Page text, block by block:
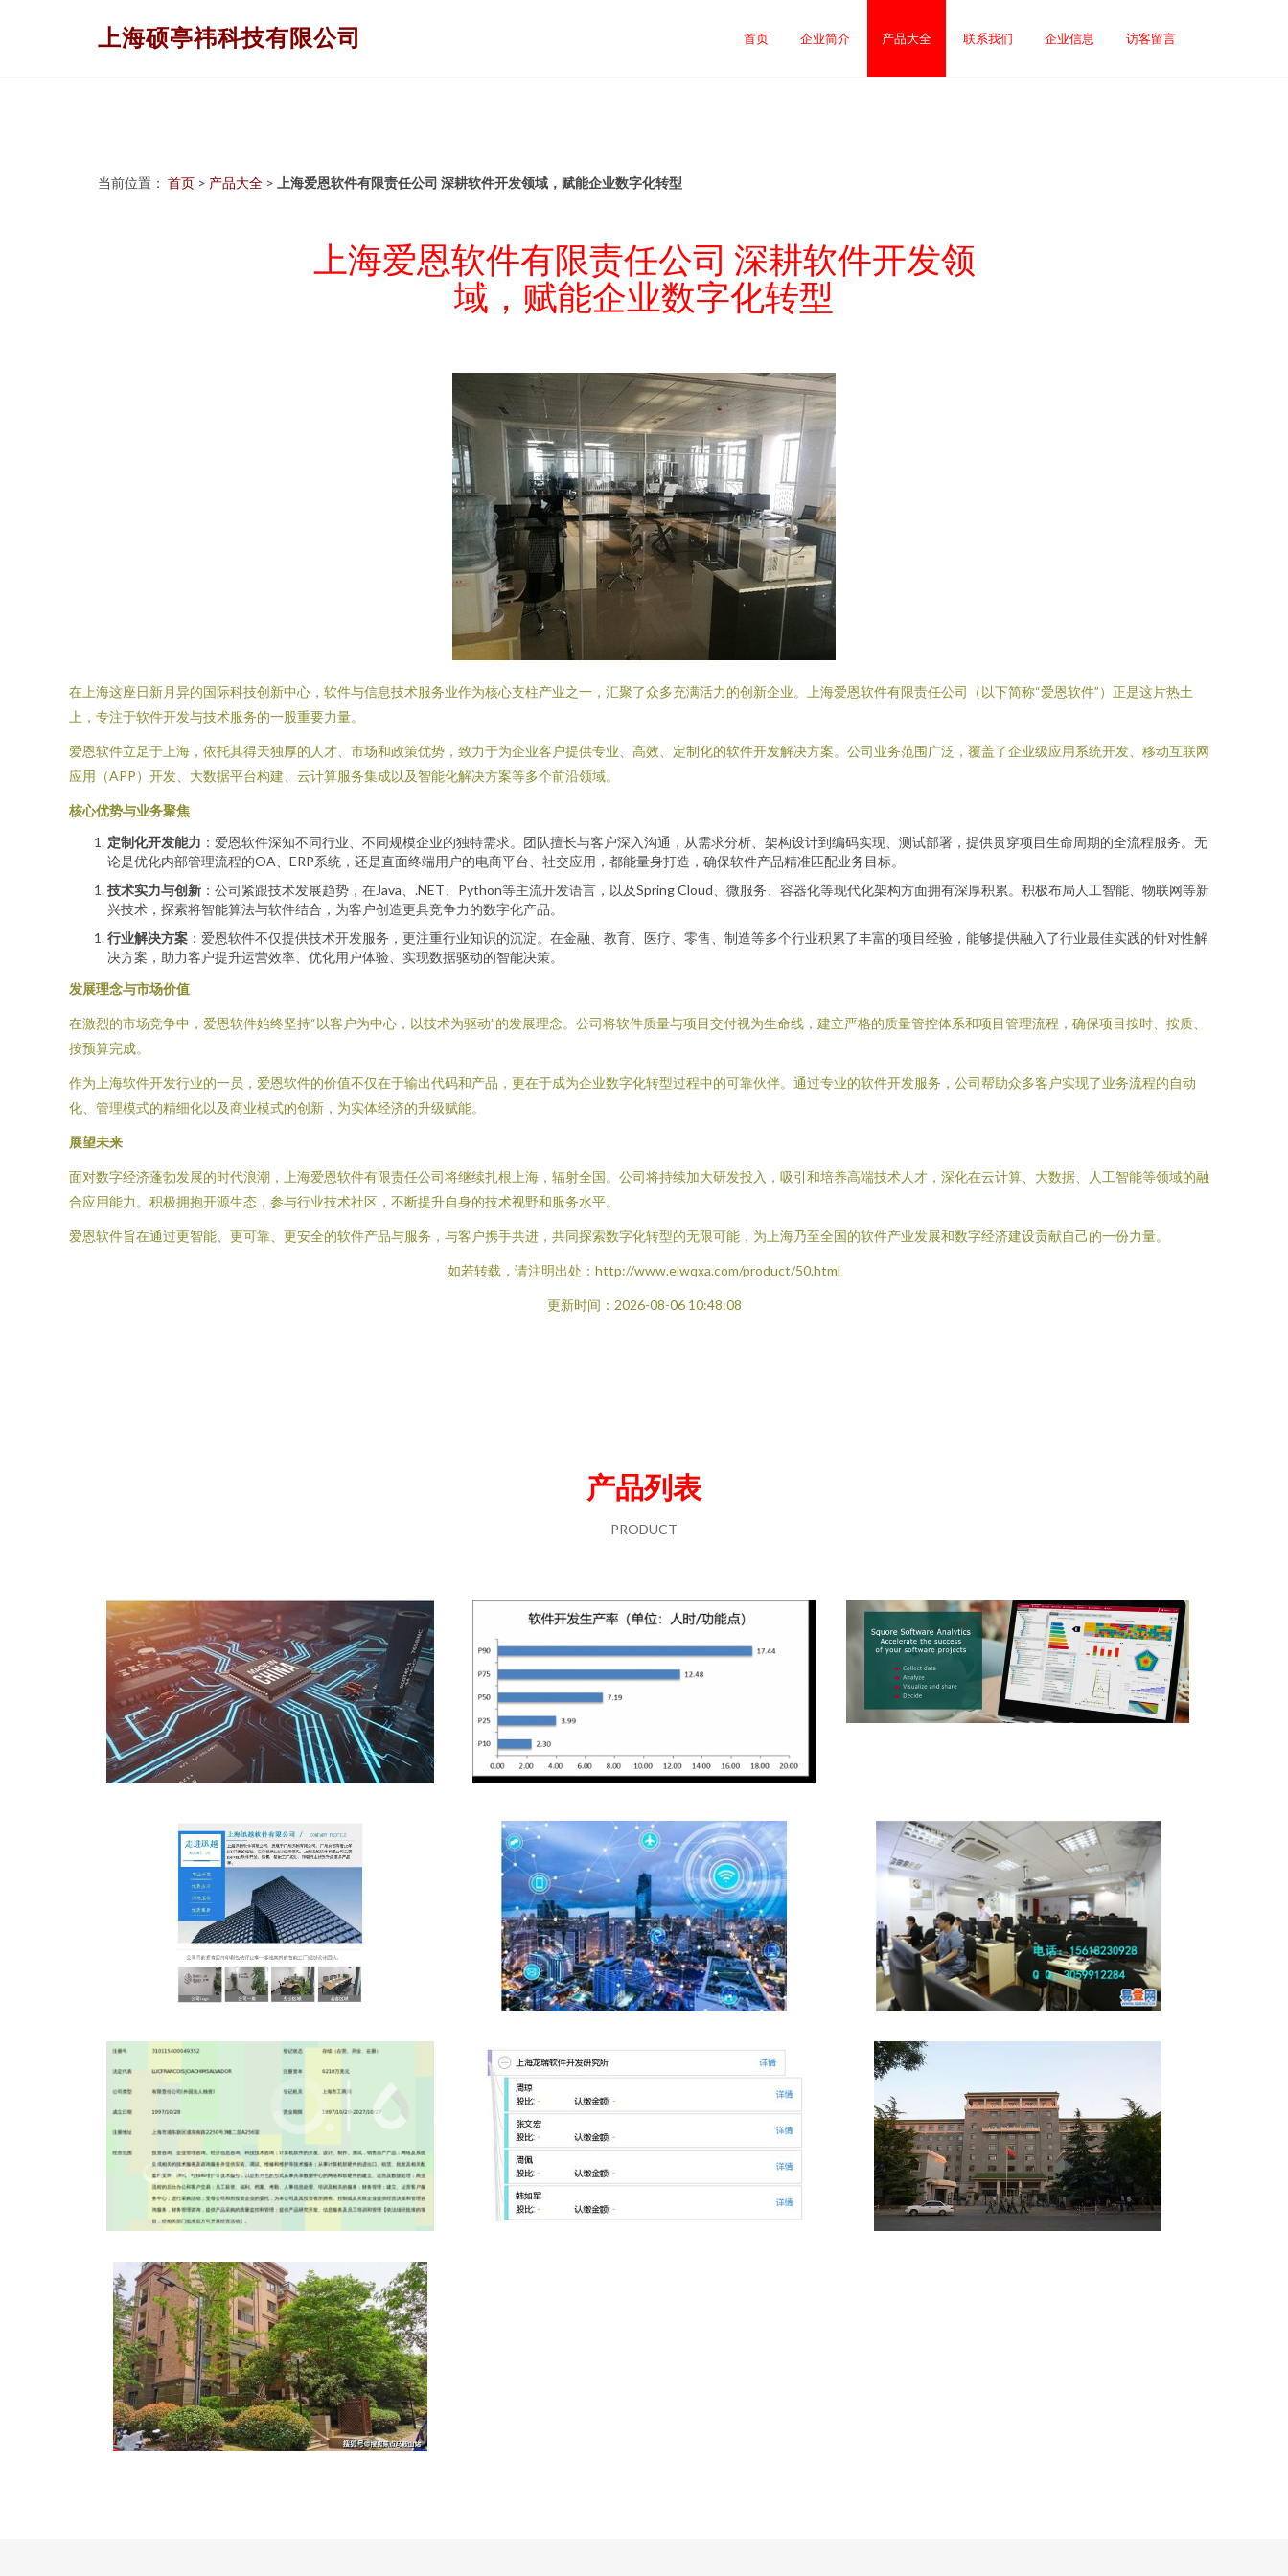
上海硕亭祎科技有限公司 首页 企业简介 产品大全 联系我们 企业信息 访客留言
当前位置： 首页 > 产品大全 > 上海爱恩软件有限责任公司 深耕软件开发领域，赋能企业数字化转型
上海爱恩软件有限责任公司 深耕软件开发领
域，赋能企业数字化转型
在上海这座日新月异的国际科技创新中心，软件与信息技术服务业作为核心支柱产业之一，汇聚了众多充满活力的创新企业。上海爱恩软件有限责任公司（以下简称“爱恩软件”）正是这片热土
上，专注于软件开发与技术服务的一股重要力量。
爱恩软件立足于上海，依托其得天独厚的人才、市场和政策优势，致力于为企业客户提供专业、高效、定制化的软件开发解决方案。公司业务范围广泛，覆盖了企业级应用系统开发、移动互联网
应用（APP）开发、大数据平台构建、云计算服务集成以及智能化解决方案等多个前沿领域。
核心优势与业务聚焦
定制化开发能力 ：爱恩软件深知不同行业、不同规模企业的独特需求。团队擅长与客户深入沟通，从需求分析、架构设计到编码实现、测试部署，提供贯穿项目生命周期的全流程服务。无
论是优化内部管理流程的OA、ERP系统，还是直面终端用户的电商平台、社交应用，都能量身打造，确保软件产品精准匹配业务目标。
技术实力与创新 ：公司紧跟技术发展趋势，在Java、.NET、Python等主流开发语言，以及Spring Cloud、微服务、容器化等现代化架构方面拥有深厚积累。积极布局人工智能、物联网等新
兴技术，探索将智能算法与软件结合，为客户创造更具竞争力的数字化产品。
行业解决方案 ：爱恩软件不仅提供技术开发服务，更注重行业知识的沉淀。在金融、教育、医疗、零售、制造等多个行业积累了丰富的项目经验，能够提供融入了行业最佳实践的针对性解
决方案，助力客户提升运营效率、优化用户体验、实现数据驱动的智能决策。
发展理念与市场价值
在激烈的市场竞争中，爱恩软件始终坚持“以客户为中心，以技术为驱动”的发展理念。公司将软件质量与项目交付视为生命线，建立严格的质量管控体系和项目管理流程，确保项目按时、按质、
按预算完成。
作为上海软件开发行业的一员，爱恩软件的价值不仅在于输出代码和产品，更在于成为企业数字化转型过程中的可靠伙伴。通过专业的软件开发服务，公司帮助众多客户实现了业务流程的自动
化、管理模式的精细化以及商业模式的创新，为实体经济的升级赋能。
展望未来
面对数字经济蓬勃发展的时代浪潮，上海爱恩软件有限责任公司将继续扎根上海，辐射全国。公司将持续加大研发投入，吸引和培养高端技术人才，深化在云计算、大数据、人工智能等领域的融
合应用能力。积极拥抱开源生态，参与行业技术社区，不断提升自身的技术视野和服务水平。
爱恩软件旨在通过更智能、更可靠、更安全的软件产品与服务，与客户携手共进，共同探索数字化转型的无限可能，为上海乃至全国的软件产业发展和数字经济建设贡献自己的一份力量。
如若转载，请注明出处：http://www.elwqxa.com/product/50.html
更新时间：2026-08-06 10:48:08
产品列表
PRODUCT